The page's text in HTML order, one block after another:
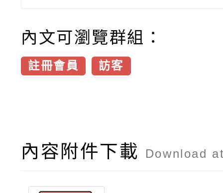
內文可瀏覽群組：
註冊會員 訪客
內容附件下載 Download